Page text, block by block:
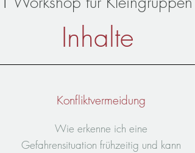
Inhalte
Konfliktvermeidung
Wie erkenne ich eine
Gefahrensituation frühzeitig und kann